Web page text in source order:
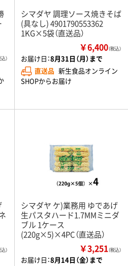
込）
シマダヤ 調理ソース焼きそば
(具なし) 4901790553362
1KG×5袋（直送品）
￥6,400（税込）
お届け日：8月31日（月）まで
直送品 新生食品オンライン
SHOPからお届け
込）
シマダヤ ケ)業務用 ゆであげ
生パスタハード1.7MMミニダ
ブル 1ケース
(220g×5)×4PC（直送品）
￥3,251（税込）
お届け日：8月14日（金）まで